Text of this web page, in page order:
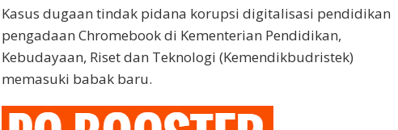
Kasus dugaan tindak pidana korupsi digitalisasi pendidikan
pengadaan Chromebook di Kementerian Pendidikan,
Kebudayaan, Riset dan Teknologi (Kemendikbudristek)
memasuki babak baru.